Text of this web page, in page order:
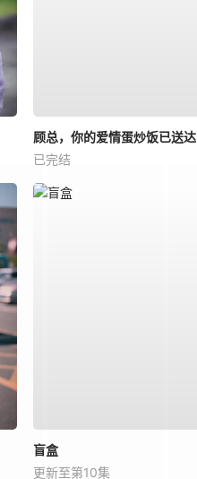
顾总，你的爱情蛋炒饭已送达
已完结
盲盒
更新至第10集